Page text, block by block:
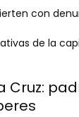
con
de la
Cruz: